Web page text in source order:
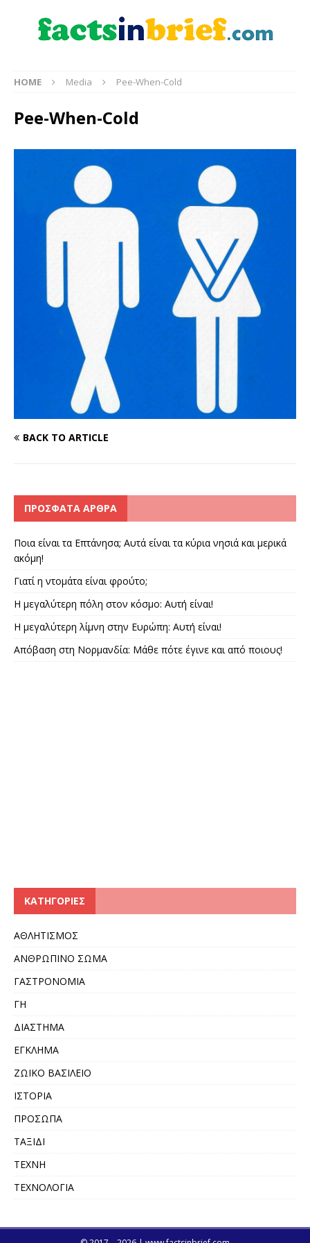
HOME Media Pee-When-Cold
Pee-When-Cold
BACK TO ARTICLE
ΠΡΌΣΦΑΤΑ ΆΡΘΡΑ
Ποια είναι τα Επτάνησα; Αυτά είναι τα κύρια νησιά και μερικά
ακόμη!
Γιατί η ντομάτα είναι φρούτο;
Η μεγαλύτερη πόλη στον κόσμο: Αυτή είναι!
Η μεγαλύτερη λίμνη στην Ευρώπη: Αυτή είναι!
Απόβαση στη Νορμανδία: Μάθε πότε έγινε και από ποιους!
KΑΤΗΓΟΡΊΕΣ
ΑΘΛΗΤΙΣΜΟΣ
ΑΝΘΡΩΠΙΝΟ ΣΩΜΑ
ΓΑΣΤΡΟΝΟΜΙΑ
ΓΗ
ΔΙΑΣΤΗΜΑ
ΕΓΚΛΗΜΑ
ΖΩΙΚΟ ΒΑΣΙΛΕΙΟ
ΙΣΤΟΡΙΑ
ΠΡΟΣΩΠΑ
ΤΑΞΙΔΙ
ΤΕΧΝΗ
ΤΕΧΝΟΛΟΓΙΑ